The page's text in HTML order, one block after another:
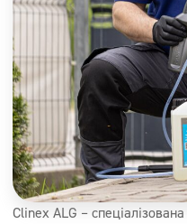
Clinex ALG –